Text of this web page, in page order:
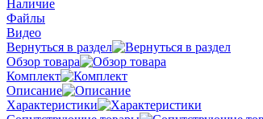
Наличие
Файлы
Видео
Вернуться в раздел
Обзор товара
Комплект
Описание
Характеристики